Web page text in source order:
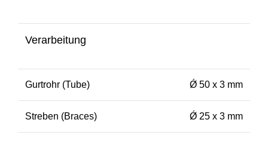
Verarbeitung
Gurtrohr (Tube) Ǿ 50 x 3 mm
Streben (Braces) Ǿ 25 x 3 mm